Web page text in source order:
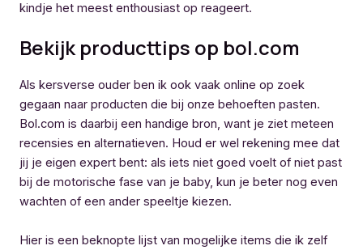
kindje het meest enthousiast op reageert.
Bekijk producttips op bol.com
Als kersverse ouder ben ik ook vaak online op zoek
gegaan naar producten die bij onze behoeften pasten.
Bol.com is daarbij een handige bron, want je ziet meteen
recensies en alternatieven. Houd er wel rekening mee dat
jij je eigen expert bent: als iets niet goed voelt of niet past
bij de motorische fase van je baby, kun je beter nog even
wachten of een ander speeltje kiezen.
Hier is een beknopte lijst van mogelijke items die ik zelf